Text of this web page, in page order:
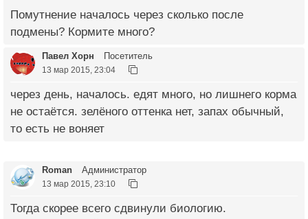
Помутнение началось через сколько после
подмены? Кормите много?
Павел Хорн Посетитель
13 мар 2015, 23:04
через день, началось. едят много, но лишнего корма
не остаётся. зелёного оттенка нет, запах обычный,
то есть не воняет
Roman Администратор
13 мар 2015, 23:10
Тогда скорее всего сдвинули биологию.